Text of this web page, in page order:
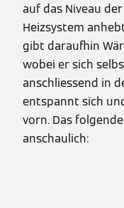
auf das Niveau
Heizsystem
gibt daraufhin
wobei er sich
anschliessend in
entspannt sich
vorn. Das
anschaulich: